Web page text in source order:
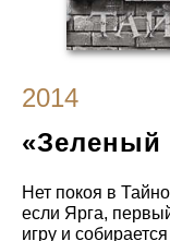
2014
«Зеленый
Нет покоя в
если Ярга,
игру и